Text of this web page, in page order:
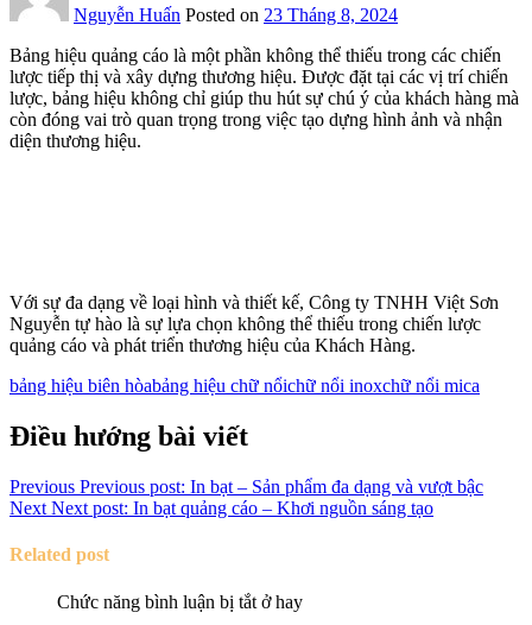
Nguyễn Huấn Posted on 23 Tháng 8, 2024
Bảng hiệu quảng cáo là một phần không thể thiếu trong các chiến
lược tiếp thị và xây dựng thương hiệu. Được đặt tại các vị trí chiến
lược, bảng hiệu không chỉ giúp thu hút sự chú ý của khách hàng mà
còn đóng vai trò quan trọng trong việc tạo dựng hình ảnh và nhận
diện thương hiệu.
Với sự đa dạng về loại hình và thiết kế, Công ty TNHH Việt Sơn
Nguyễn tự hào là sự lựa chọn không thể thiếu trong chiến lược
quảng cáo và phát triển thương hiệu của Khách Hàng.
bảng hiệu biên hòabảng hiệu chữ nổichữ nổi inoxchữ nổi mica
Điều hướng bài viết
Previous Previous post: In bạt – Sản phẩm đa dạng và vượt bậc
Next Next post: In bạt quảng cáo – Khơi nguồn sáng tạo
Related post
Chức năng bình luận bị tắt ở hay